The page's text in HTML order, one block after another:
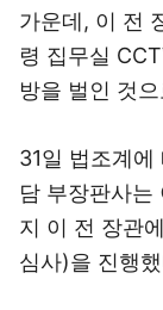
가운데, 이 전
령 집무실
방을 벌인 것
31일 법조계에
담 부장판사
지 이 전 장관
심사)을 진행